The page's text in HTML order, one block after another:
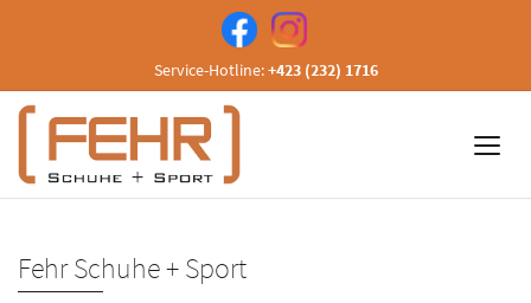
Service-Hotline:+423 (232) 1716
Fehr Schuhe + Sport